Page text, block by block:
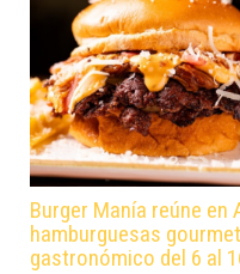
Burger Manía reúne en
hamburguesas
gastronómico del 6 al